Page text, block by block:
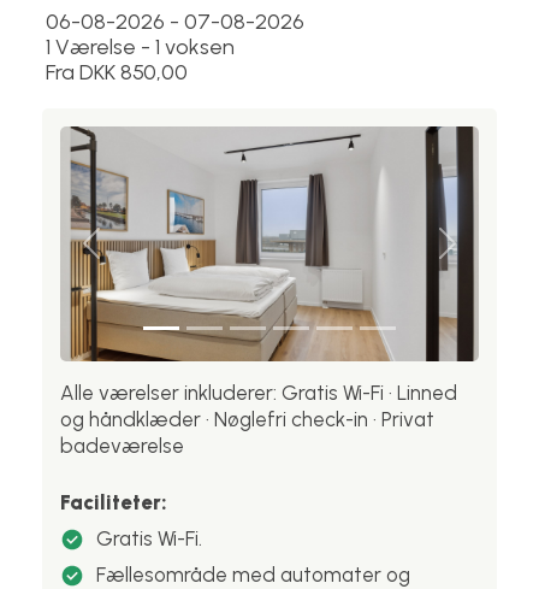
06-08-2026 - 07-08-2026
1 Værelse - 1 voksen
Fra DKK 850,00
Previous Next
Alle værelser inkluderer: Gratis Wi-Fi · Linned
og håndklæder · Nøglefri check-in · Privat
badeværelse
Faciliteter:
Gratis Wi-Fi.
Fællesområde med automater og